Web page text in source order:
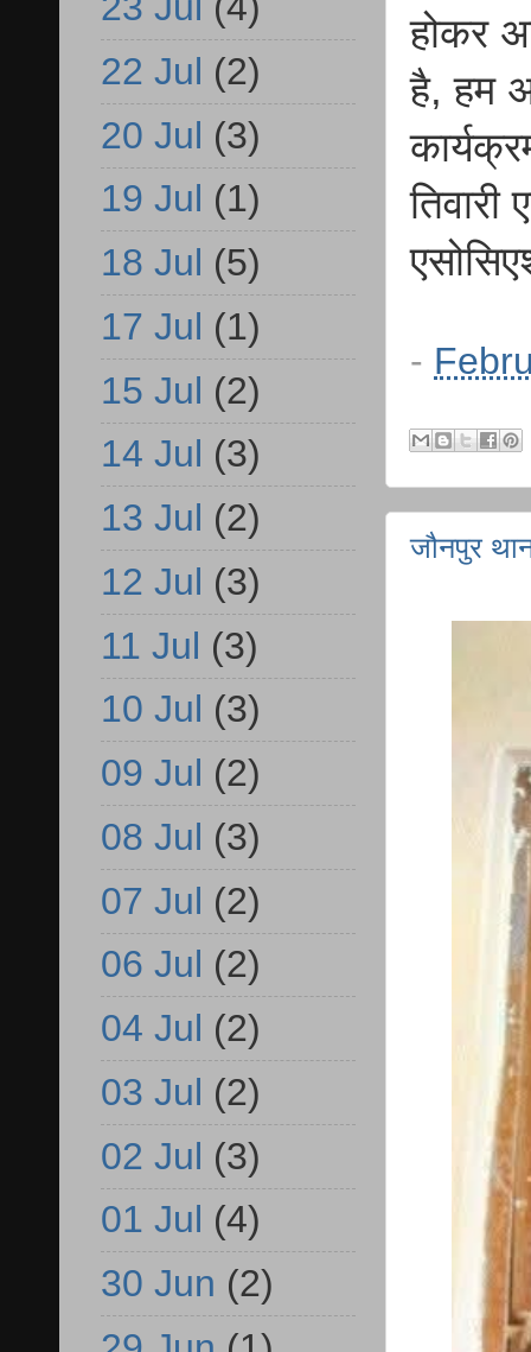
होकर
है, हम
-
जौनपुर
22 Jul (2)
20 Jul (3)
19 Jul (1)
18 Jul (5)
17 Jul (1)
15 Jul (2)
14 Jul (3)
13 Jul (2)
12 Jul (3)
11 Jul (3)
10 Jul (3)
09 Jul (2)
08 Jul (3)
07 Jul (2)
06 Jul (2)
04 Jul (2)
03 Jul (2)
02 Jul (3)
01 Jul (4)
30 Jun (2)